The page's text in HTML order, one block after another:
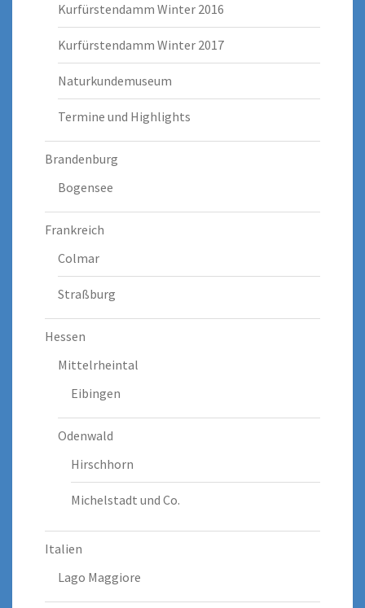
Kurfürstendamm Winter 2016
Kurfürstendamm Winter 2017
Naturkundemuseum
Termine und Highlights
Brandenburg
Bogensee
Frankreich
Colmar
Straßburg
Hessen
Mittelrheintal
Eibingen
Odenwald
Hirschhorn
Michelstadt und Co.
Italien
Lago Maggiore